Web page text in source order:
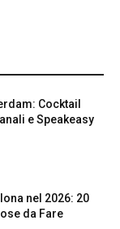
Cocktail
e Speakeasy
nel 2026: 20
da Fare